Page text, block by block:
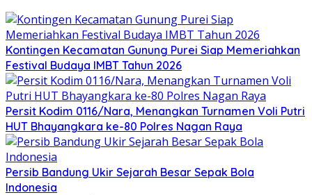
Kontingen Kecamatan Gunung Purei Siap Memeriahkan
Festival Budaya IMBT Tahun 2026
Persit Kodim 0116/Nara, Menangkan Turnamen Voli Putri
HUT Bhayangkara ke-80 Polres Nagan Raya
Persib Bandung Ukir Sejarah Besar Sepak Bola
Indonesia